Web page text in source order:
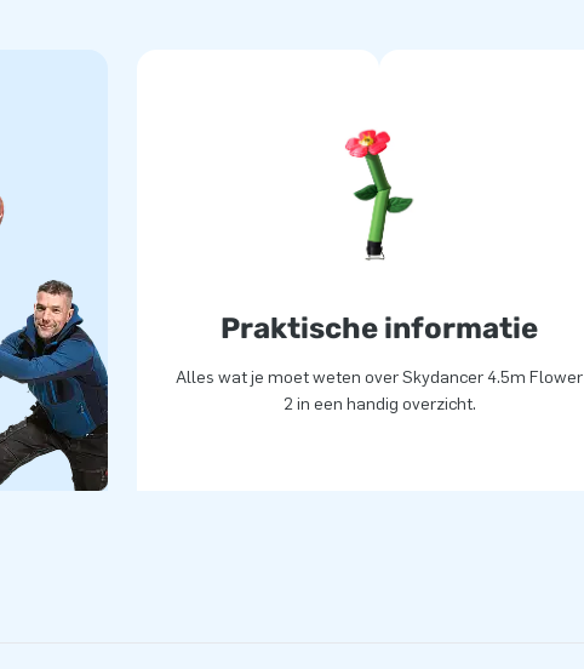
Praktische informatie
Alles wat je moet weten over Skydancer 4.5m Flower
2 in een handig overzicht.